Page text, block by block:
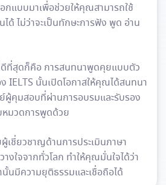
กแบบมาเพื่อช่วยให้คุณสามารถใช้
ด้ ไม่ว่าจะเป็นทักษะการฟัง พูด อ่าน
ที่สุดก็คือ การสนทนาพูดคุยแบบตัว
IELTS นั้นเปิดโอกาสให้คุณได้สนทนา
ผู้คุมสอบที่ผ่านการอบรมและรับรอง
หมวดการพูดด้วย
เชี่ยวชาญด้านการประเมินภาษา
งใจจากทั่วโลก ทำให้คุณมั่นใจได้ว่า
นมีความยุติธรรมและเชื่อถือได้